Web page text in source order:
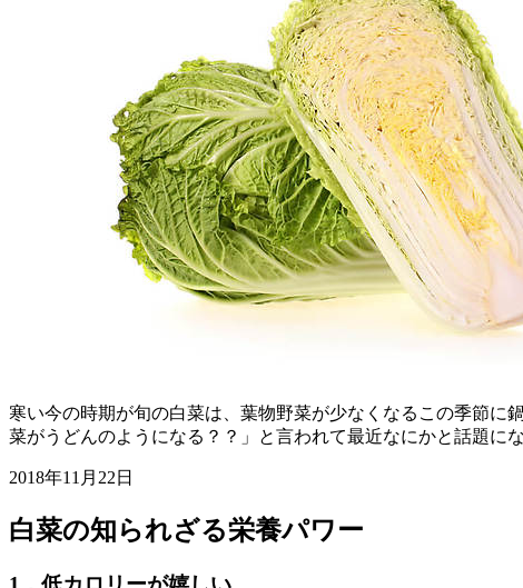
寒い今の時期が旬の白菜は、葉物野菜が少なくなるこの季節に
菜がうどんのようになる？？」と言われて最近なにかと話題に
2018年11月22日
白菜の知られざる栄養パワー